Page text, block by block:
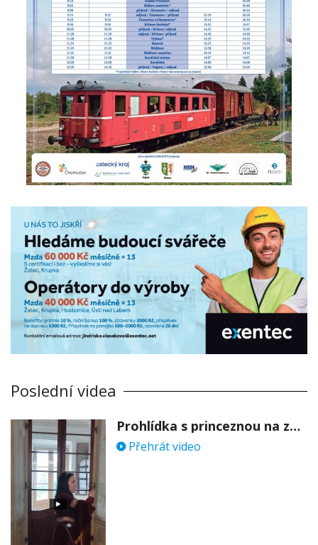
Poslední videa
Prohlídka s princeznou na zámku Stekník
Přehrát video